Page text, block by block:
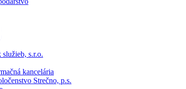
s.r.o.
kancelária
Strečno, p.s.